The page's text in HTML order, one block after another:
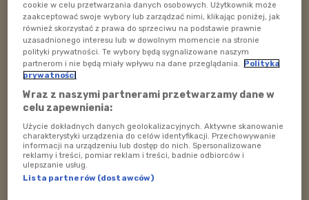
Ale dziś dowiemy się także o innym Barku, który
pomagał przedszkolakom cieszyć się Słowem Bożym w
kościele. I nie był to ksiądz, tylko.... pluszowy miś
księdza Józefa Tischnera.
Prowadzenie:Małgorzata Bartos-Witan
Data emisji: 15.03.2010
Godzina emisji: 9:00
Zapraszamy na audycję z cyklu
cookie w celu przetwarzania danych osobowych. Użytkownik może
zaakceptować swoje wybory lub zarządzać nimi, klikając poniżej, jak
również skorzystać z prawa do sprzeciwu na podstawie prawnie
uzasadnionego interesu lub w dowolnym momencie na stronie
polityki prywatności. Te wybory będą sygnalizowane naszym
partnerom i nie będą miały wpływu na dane przeglądania. Polityka
prywatności
Wraz z naszymi partnerami przetwarzamy dane w
celu zapewnienia:
Użycie dokładnych danych geolokalizacyjnych. Aktywne skanowanie
charakterystyki urządzenia do celów identyfikacji. Przechowywanie
informacji na urządzeniu lub dostęp do nich. Spersonalizowane
reklamy i treści, pomiar reklam i treści, badnie odbiorców i
ulepszanie usług.
Lista partnerów (dostawców)